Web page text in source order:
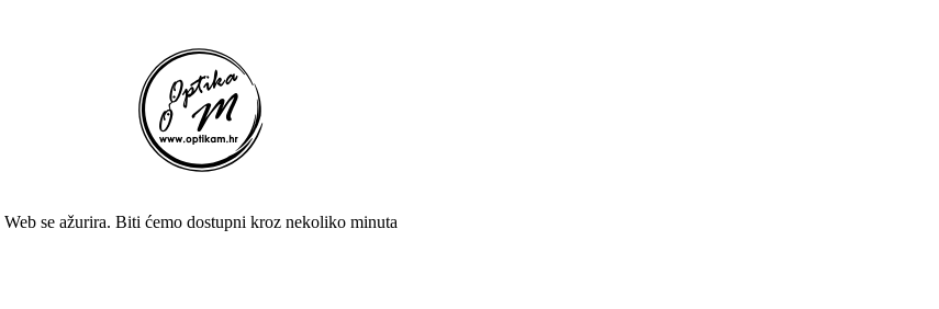
Web se ažurira. Biti ćemo dostupni kroz nekoliko minuta